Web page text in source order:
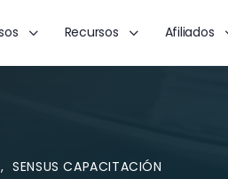
Recursos Afiliados
, SENSUS CAPACITACIÓN